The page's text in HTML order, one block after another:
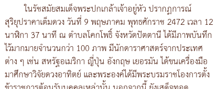
ในรัชสมัยสมเด็จพระปกเกล้าเจ้าอยู่หัว ปรากฏการณ์
สุริยุปราคาเต็มดวง วันที่ 9 พฤษภาคม พุทธศักราช 2472 เวลา 12
นาฬิกา 37 นาที ณ ตำบลโคกโพธิ์ จังหวัดปัตตานี ได้มีภาพบันทึก
ไว้มากมายจำนวนกว่า 100 ภาพ มีนักดาราศาสตร์จากประเทศ
ต่าง ๆ เช่น สหรัฐอเมริกา ญี่ปุ่น อังกฤษ เยอรมัน ได้ขนเครื่องมือ
มาศึกษาวิจัยดวงอาทิตย์ และพระองค์ได้มีพระบรมราชโองการตั้ง